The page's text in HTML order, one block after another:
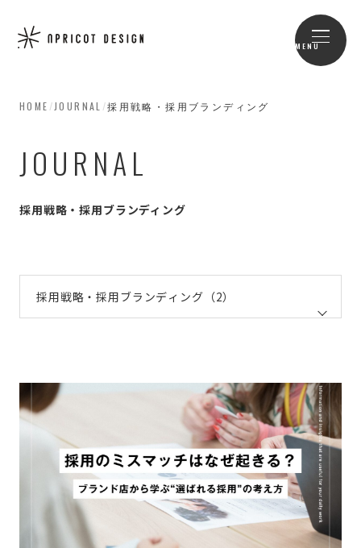
MENU
HOME /JOURNAL /採用戦略・採用ブランディング
JOURNAL
採用戦略・採用ブランディング